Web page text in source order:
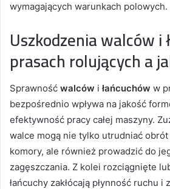
wymagających warunkach polowych.
Uszkodzenia walców i
prasach rolujących a
Sprawność walców i łańcuchów w
bezpośrednio wpływa na jakość
efektywność pracy całej maszyny.
walce mogą nie tylko utrudniać
komory, ale również prowadzić do
zagęszczania. Z kolei rozciągnięte
łańcuchy zakłócają płynność ruchu i